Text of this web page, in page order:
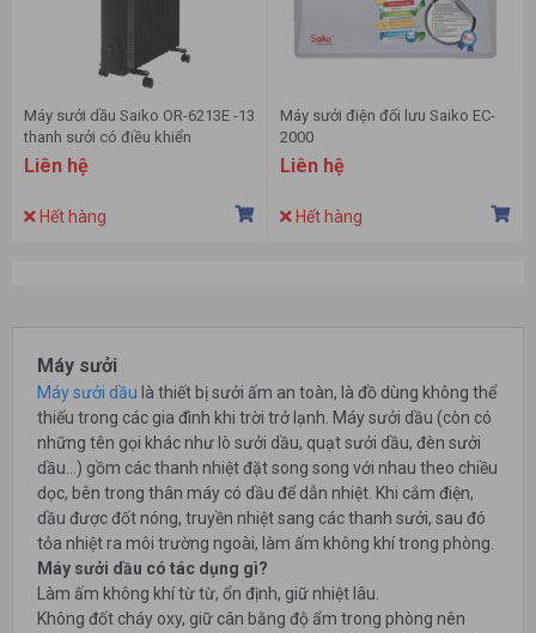
Máy sưởi dầu Saiko OR-6213E -13
thanh sưởi có điều khiển
Liên hệ
Hết hàng
Máy sưởi điện đối lưu Saiko EC-
2000
Liên hệ
Hết hàng
Máy sưởi
Máy sưởi dầu là thiết bị sưởi ấm an toàn, là đồ dùng không thể
thiếu trong các gia đình khi trời trở lạnh. Máy sưởi dầu (còn có
những tên gọi khác như lò sưởi dầu, quạt sưởi dầu, đèn sưởi
dầu…) gồm các thanh nhiệt đặt song song với nhau theo chiều
dọc, bên trong thân máy có dầu để dẫn nhiệt. Khi cắm điện,
dầu được đốt nóng, truyền nhiệt sang các thanh sưởi, sau đó
tỏa nhiệt ra môi trường ngoài, làm ấm không khí trong phòng.
Máy sưởi dầu có tác dụng gì?
Làm ấm không khí từ từ, ổn định, giữ nhiệt lâu.
Không đốt cháy oxy, giữ cân bằng độ ẩm trong phòng nên